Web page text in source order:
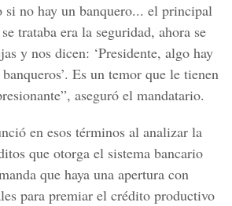
si no hay un banquero... el principal
trataba era la seguridad, ahora se
y nos dicen: ‘Presidente, algo hay
Es un temor que le tienen
aseguró el mandatario.
en esos términos al analizar la
que otorga el sistema bancario
que haya una apertura con
para premiar el crédito productivo